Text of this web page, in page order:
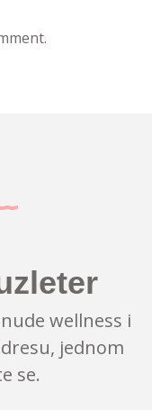
wellness i
jednom
se.